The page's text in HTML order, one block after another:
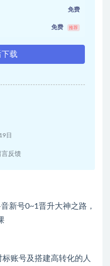
免费
免费 推荐
载
日
言反馈
账号及搭建高转化的人